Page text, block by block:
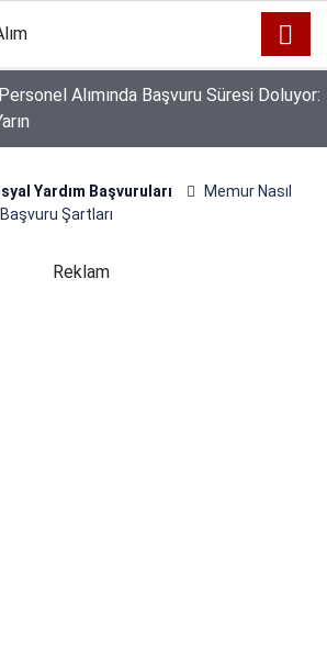
Alımında Başvuru Süresi Doluyor:
Yardım Başvuruları
Memur Nasıl
Şartları
Reklam